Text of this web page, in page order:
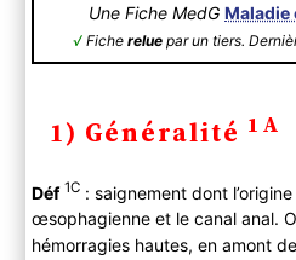
Une Fiche MedG Maladie
√ Fiche relue par un tiers.
1) Généralité 1A
Déf 1C: saignement dont
œsophagienne et le canal anal.
hémorragies hautes, en amont